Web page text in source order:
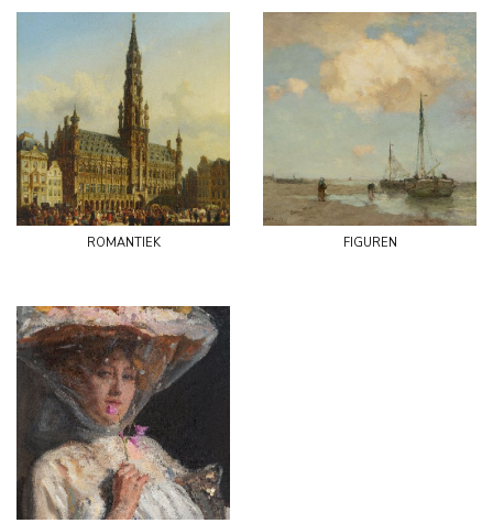
romantiek figuren